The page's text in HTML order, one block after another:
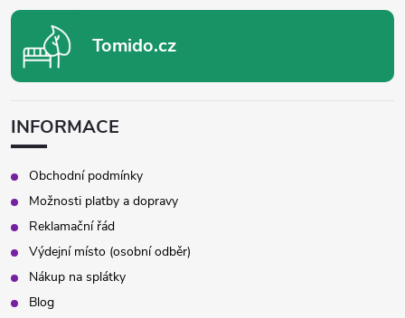
Tomido.cz
INFORMACE
Obchodní podmínky
Možnosti platby a dopravy
Reklamační řád
Výdejní místo (osobní odběr)
Nákup na splátky
Blog